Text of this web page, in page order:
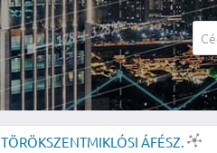
A részletes kereső csak belépett
TÖRÖKSZENTMIKLÓSI ÁFÉSZ.